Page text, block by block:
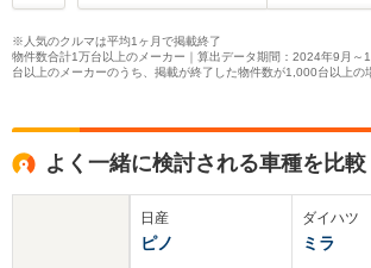
※人気のクルマは平均1ヶ月で掲載終了
物件数合計1万台以上のメーカー｜算出データ期間：2024年9月～
台以上のメーカーのうち、掲載が終了した物件数が1,000台以上の
よく一緒に検討される車種を比較
日産
ピノ
ダイハツ
ミラ